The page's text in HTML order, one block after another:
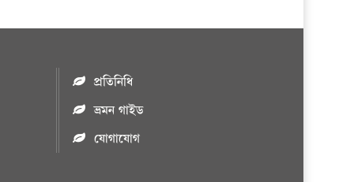
প্রতিনিধি
ভ্রমন গাইড
যোগাযোগ